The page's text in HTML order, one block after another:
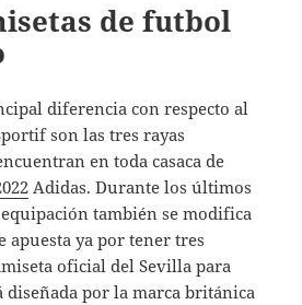
de futbol
diferencia con respecto al
son las tres rayas
en toda casaca de
Adidas. Durante los últimos
equipación también se modifica
apuesta ya por tener tres
oficial del Sevilla para
diseñada por la marca británica